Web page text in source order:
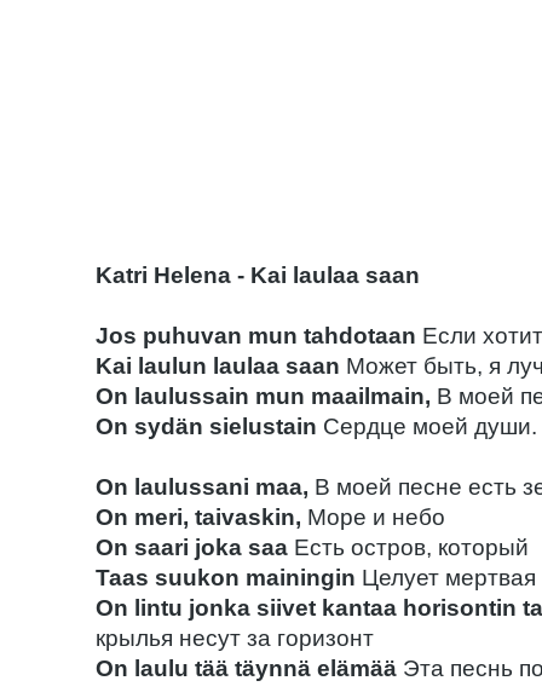
Katri Helena - Kai laulaa saan
Jos puhuvan mun tahdotaan Если
Kai laulun laulaa saan Может быть, я
On laulussain mun maailmain, В моей
On sydän sielustain Сердце моей души.
On laulussani maa, В моей песне есть
On meri, taivaskin, Море и небо
On saari joka saa Есть остров, который
Taas suukon mainingin Целует
On lintu jonka siivet kantaa horisontin
крылья несут за горизонт
On laulu tää täynnä elämää Эта песнь